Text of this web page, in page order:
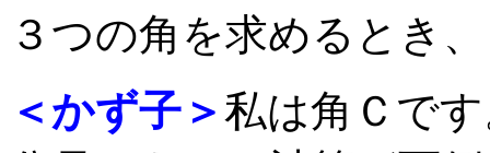
３つの角を求めるとき
＜かず子＞私は角Ｃで